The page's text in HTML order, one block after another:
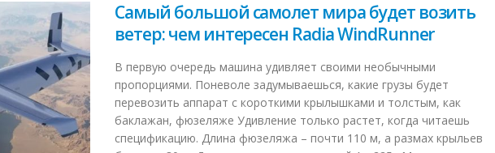
Самый большой самолет мира будет возить
ветер: чем интересен Radia WindRunner
В первую очередь машина удивляет своими необычными
пропорциями. Поневоле задумываешься, какие грузы будет
перевозить аппарат с короткими крылышками и толстым, как
баклажан, фюзеляже Удивление только растет, когда читаешь
спецификацию. Длина фюзеляжа – почти 110 м, а размах крыльев